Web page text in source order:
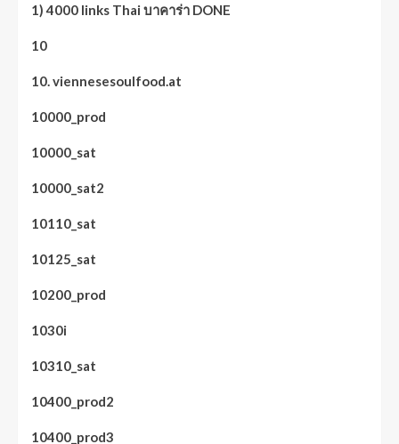
1) 4000 links Thai บาคาร่า DONE
10
10. viennesesoulfood.at
10000_prod
10000_sat
10000_sat2
10110_sat
10125_sat
10200_prod
1030i
10310_sat
10400_prod2
10400_prod3